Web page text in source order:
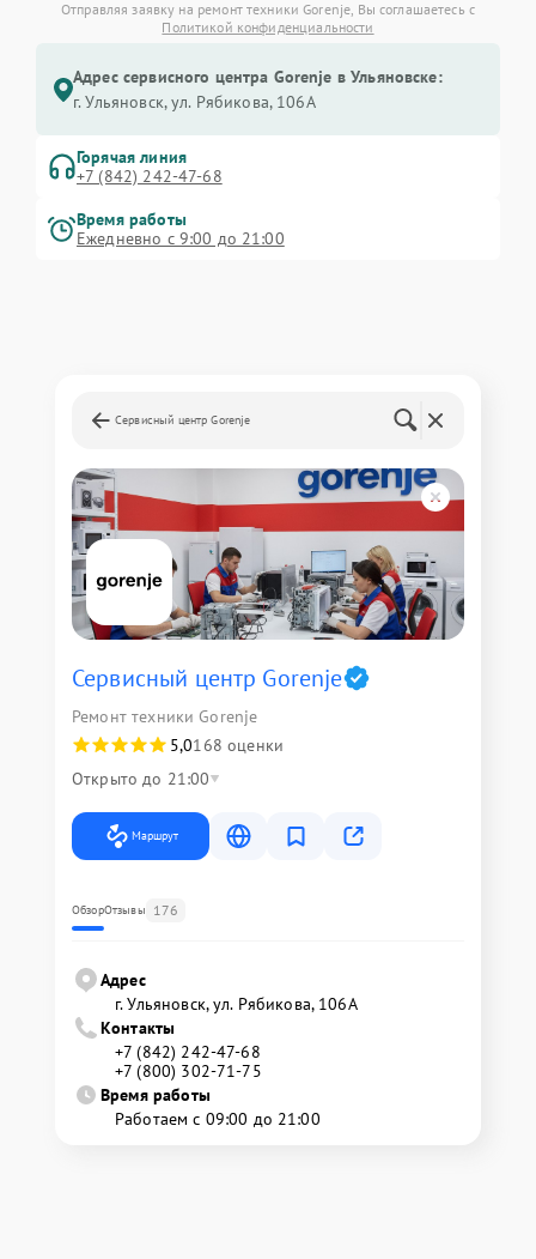
Отправляя заявку на ремонт техники Gorenje, Вы соглашаетесь с
Политикой конфиденциальности
Адрес сервисного центра Gorenje в Ульяновске:
г. Ульяновск, ул. Рябикова, 106А
Горячая линия
+7 (842) 242-47-68
Время работы
Ежедневно с 9:00 до 21:00
Сервисный центр Gorenje
Сервисный центр Gorenje
Ремонт техники Gorenje
5,0168 оценки
Открыто до 21:00
Маршрут
ОбзорОтзывы 176
Адрес
г. Ульяновск, ул. Рябикова, 106А
Контакты
+7 (842) 242-47-68
+7 (800) 302-71-75
Время работы
Работаем с 09:00 до 21:00